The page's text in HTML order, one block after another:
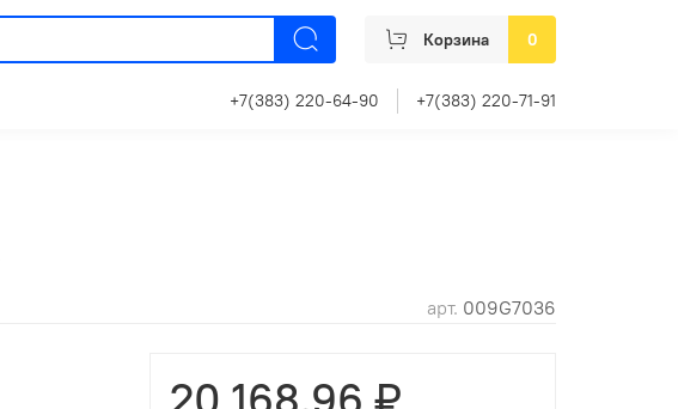
Корзина 0
+7(383) 220-64-90 +7(383) 220-71-91
арт. 009G7036